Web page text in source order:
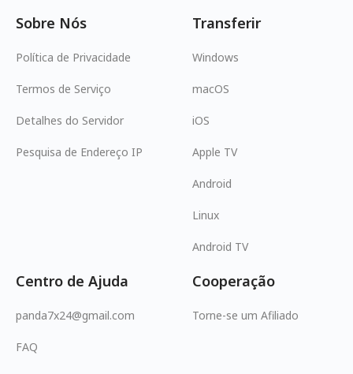
Sobre Nós
Política de Privacidade
Termos de Serviço
Detalhes do Servidor
Pesquisa de Endereço IP
Transferir
Windows
macOS
iOS
Apple TV
Android
Linux
Android TV
Centro de Ajuda
panda7x24@gmail.com
FAQ
Cooperação
Torne-se um Afiliado